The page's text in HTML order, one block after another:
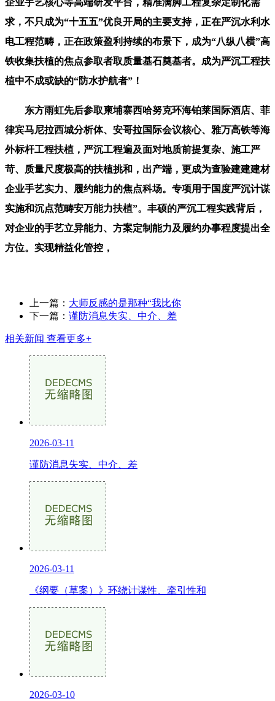
求，不只成为“十五五”优良开局的主要支持，正在严沉水利水
电工程范畴，正在政策盈利持续的布景下，成为“八纵八横”高
铁收集扶植的焦点参取者取质量基石奠基者。成为严沉工程扶
植中不成或缺的“防水护航者”！
东方雨虹先后参取柬埔寨西哈努克环海铂莱国际酒店、菲
律宾马尼拉西城分析体、安哥拉国际会议核心、雅万高铁等海
外标杆工程扶植，严沉工程遍及面对地质前提复杂、施工严
苛、质量尺度极高的扶植挑和，出产端，更成为查验建建建材
企业手艺实力、履约能力的焦点科场。专项用于国度严沉计谋
实施和沉点范畴安万能力扶植”。丰硕的严沉工程实践背后，
对企业的手艺立异能力、方案定制能力及履约办事程度提出全
方位。实现精益化管控，
上一篇： 大师反感的是那种“我比你
下一篇： 谨防消息失实、中介、差
相关新闻 查看更多+
2026-03-11
谨防消息失实、中介、差
2026-03-11
《纲要（草案）》环绕计谋性、牵引性和
2026-03-10